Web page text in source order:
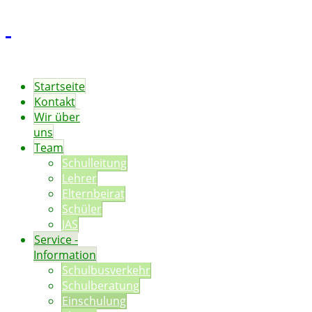
Startseite
Kontakt
Wir über
uns
Team
Schulleitung
Lehrer
Elternbeirat
Schüler
JAS
Service -
Information
Schulbusverkehr
Schulberatung
Einschulung